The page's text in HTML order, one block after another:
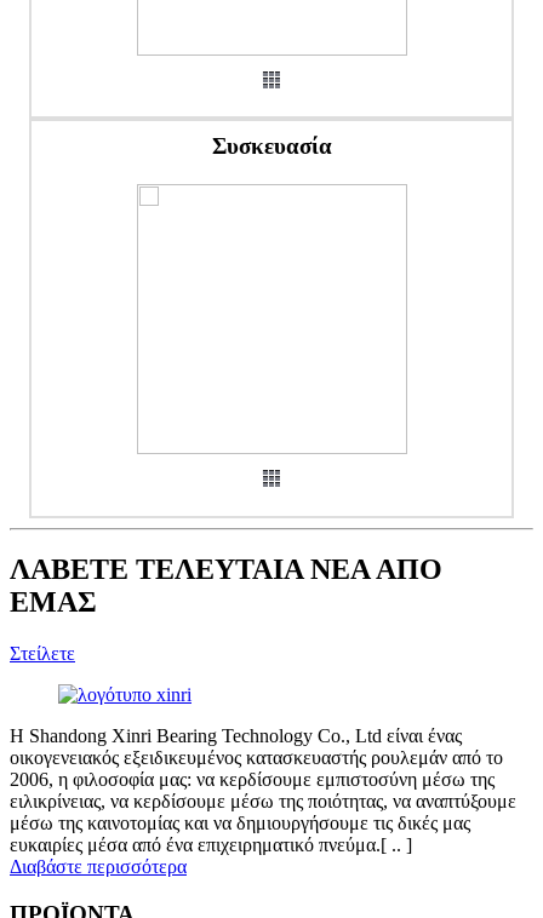
Συσκευασία
ΛΑΒΕΤΕ ΤΕΛΕΥΤΑΙΑ ΝΕΑ ΑΠΟ
ΕΜΑΣ
Στείλετε
Η Shandong Xinri Bearing Technology Co., Ltd είναι ένας
οικογενειακός εξειδικευμένος κατασκευαστής ρουλεμάν από το
2006, η φιλοσοφία μας: να κερδίσουμε εμπιστοσύνη μέσω της
ειλικρίνειας, να κερδίσουμε μέσω της ποιότητας, να αναπτύξουμε
μέσω της καινοτομίας και να δημιουργήσουμε τις δικές μας
ευκαιρίες μέσα από ένα επιχειρηματικό πνεύμα.[ .. ]
Διαβάστε περισσότερα